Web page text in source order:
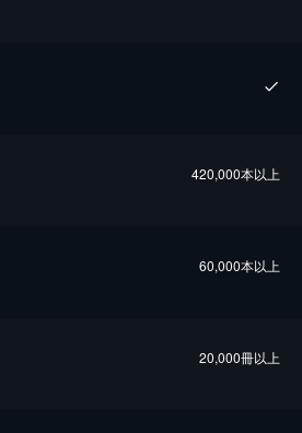
420,000本以上
60,000本以上
20,000冊以上